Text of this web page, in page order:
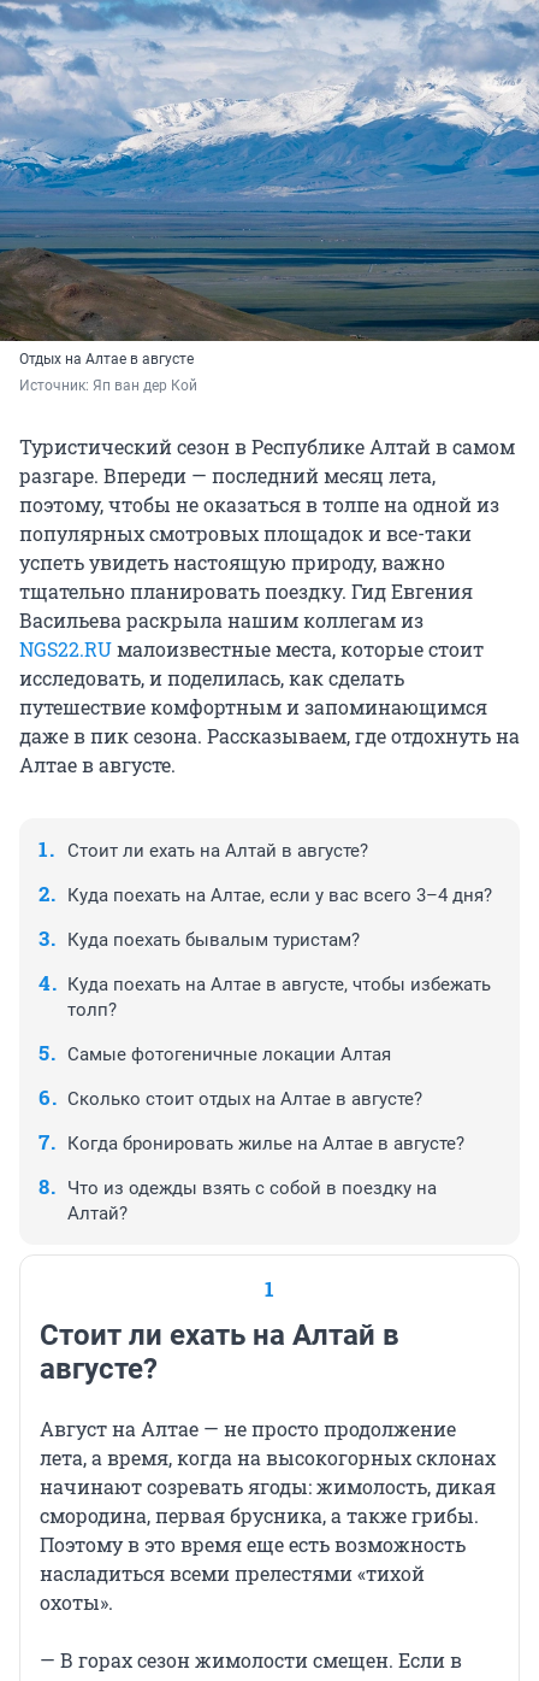
Отдых на Алтае в августе
Источник: Яп ван дер Кой
Туристический сезон в Республике Алтай в самом
разгаре. Впереди — последний месяц лета,
поэтому, чтобы не оказаться в толпе на одной из
популярных смотровых площадок и все-таки
успеть увидеть настоящую природу, важно
тщательно планировать поездку. Гид Евгения
Васильева раскрыла нашим коллегам из
NGS22.RUмалоизвестные места, которые стоит
исследовать, и поделилась, как сделать
путешествие комфортным и запоминающимся
даже в пик сезона. Рассказываем, где отдохнуть на
Алтае в августе.
Стоит ли ехать на Алтай в августе?
Куда поехать на Алтае, если у вас всего 3–4 дня?
Куда поехать бывалым туристам?
Куда поехать на Алтае в августе, чтобы избежать
толп?
Самые фотогеничные локации Алтая
Сколько стоит отдых на Алтае в августе?
Когда бронировать жилье на Алтае в августе?
Что из одежды взять с собой в поездку на
Алтай?
1
Стоит ли ехать на Алтай в
августе?
Август на Алтае — не просто продолжение
лета, а время, когда на высокогорных склонах
начинают созревать ягоды: жимолость, дикая
смородина, первая брусника, а также грибы.
Поэтому в это время еще есть возможность
насладиться всеми прелестями «тихой
охоты».
— В горах сезон жимолости смещен. Если в